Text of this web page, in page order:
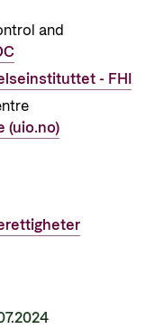
and
- FHI
(uio.no)